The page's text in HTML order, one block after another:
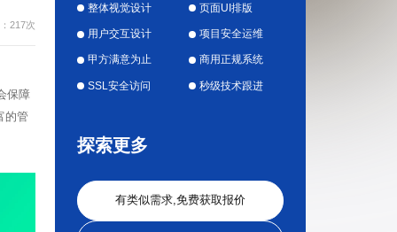
217次
保障
的管
整体视觉设计 页面UI排版
用户交互设计 项目安全运维
甲方满意为止 商用正规系统
SSL安全访问 秒级技术跟进
探索更多
有类似需求,免费获取报价